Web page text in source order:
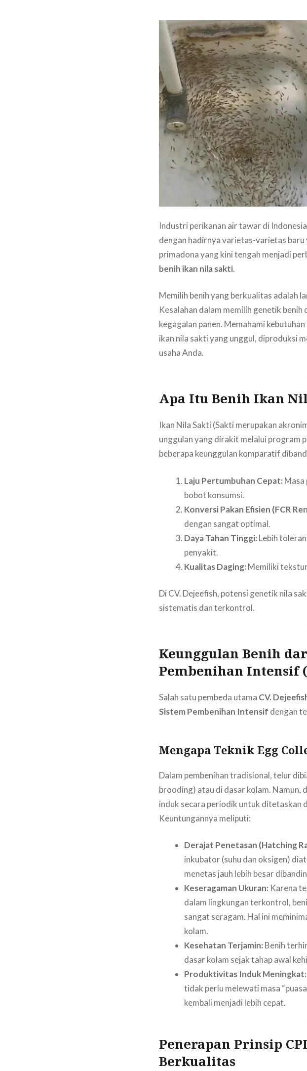
Industri perikanan air tawar di
dengan hadirnya varietas-varietas
primadona yang kini tengah menjadi
benih ikan nila sakti.
Memilih benih yang berkualitas adalah
Kesalahan dalam memilih genetik
kegagalan panen. Memahami
ikan nila sakti yang unggul, diproduksi
usaha Anda.
Apa Itu Benih Ikan
Ikan Nila Sakti (Sakti merupakan
unggulan yang dirakit melalui program
beberapa keunggulan komparatif
Laju Pertumbuhan Cepat: Masa
bobot konsumsi.
Konversi Pakan Efisien (FCR
dengan sangat optimal.
Daya Tahan Tinggi: Lebih
penyakit.
Kualitas Daging: Memiliki
Di CV. Dejeefish, potensi genetik nila
sistematis dan terkontrol.
Keunggulan Benih
Pembenihan Intensif
Salah satu pembeda utama CV.
Sistem Pembenihan Intensif dengan
Mengapa Teknik Egg
Dalam pembenihan tradisional, telur
brooding) atau di dasar kolam. Namun,
induk secara periodik untuk ditetaskan
Keuntungannya meliputi:
Derajat Penetasan (Hatching
inkubator (suhu dan oksigen)
menetas jauh lebih besar
Keseragaman Ukuran: Karena
dalam lingkungan terkontrol,
sangat seragam. Hal ini
kolam.
Kesehatan Terjamin: Benih
dasar kolam sejak tahap awal
Produktivitas Induk Meningkat:
tidak perlu melewati masa
kembali menjadi lebih cepat.
Penerapan Prinsip
Berkualitas